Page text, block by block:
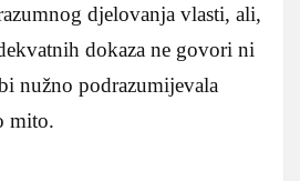
djelovanja vlasti, ali,
dokaza ne govori ni
nužno podrazumijevala
mito.